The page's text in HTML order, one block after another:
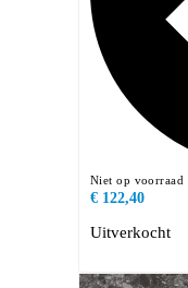
Niet op voorraad
€ 122,40
Uitverkocht